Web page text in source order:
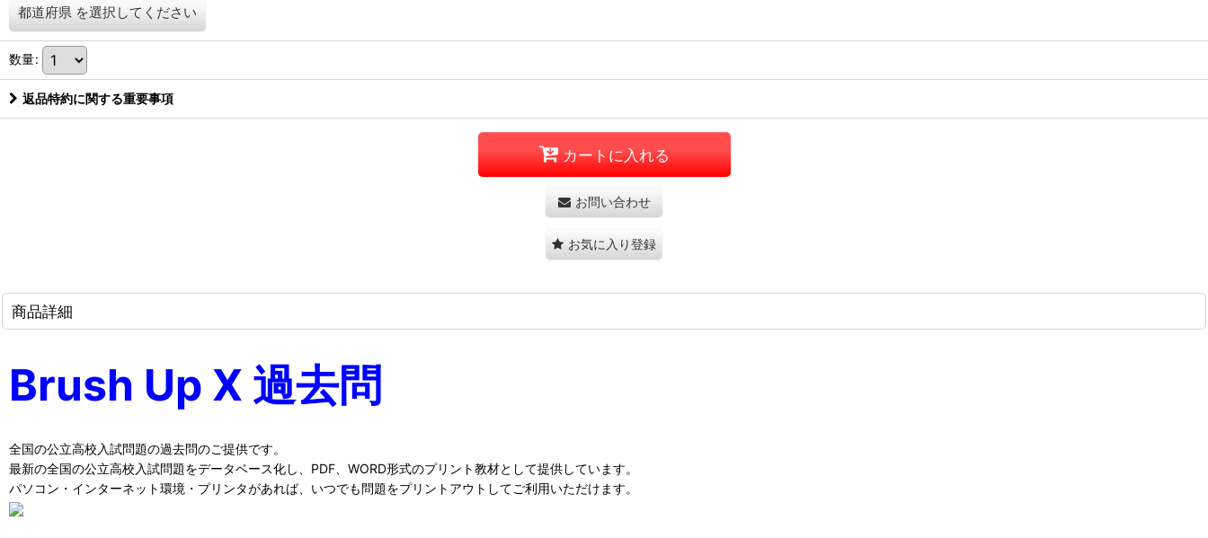
都道府県 を選択してください
数量:
返品特約に関する重要事項
カートに入れる
お問い合わせ
お気に入り登録
商品詳細
Brush Up X 過去問
全国の公立高校入試問題の過去問のご提供です。
最新の全国の公立高校入試問題をデータベース化し、PDF、WORD形式のプリント教材として提供しています。
パソコン・インターネット環境・プリンタがあれば、いつでも問題をプリントアウトしてご利用いただけます。